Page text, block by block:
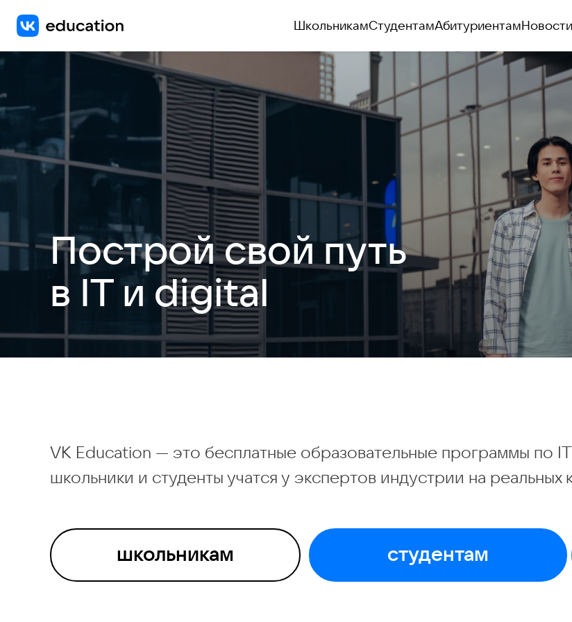
ШкольникамСтудентамАбитуриентамНовости
Построй свой путь
в IT и digital
VK Education — это бесплатные образовательные программы по
школьники и студенты учатся у экспертов индустрии на реальных
школьникам студентам